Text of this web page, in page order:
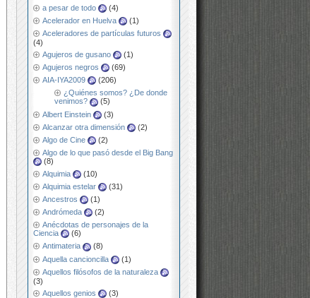
a pesar de todo
(4)
Acelerador en Huelva
(1)
Aceleradores de partículas futuros
(4)
Agujeros de gusano
(1)
Agujeros negros
(69)
AIA-IYA2009
(206)
¿Quiénes somos? ¿De donde
venimos?
(5)
Albert Einstein
(3)
Alcanzar otra dimensión
(2)
Algo de Cine
(2)
Algo de lo que pasó desde el Big Bang
(8)
Alquimia
(10)
Alquimia estelar
(31)
Ancestros
(1)
Andrómeda
(2)
Anécdotas de personajes de la
Ciencia
(6)
Antimateria
(8)
Aquella cancioncilla
(1)
Aquellos filósofos de la naturaleza
(3)
Aquellos genios
(3)